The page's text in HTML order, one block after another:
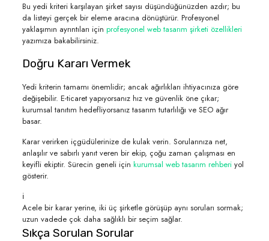
Bu yedi kriteri karşılayan şirket sayısı düşündüğünüzden azdır; bu
da listeyi gerçek bir eleme aracına dönüştürür. Profesyonel
yaklaşımın ayrıntıları için profesyonel web tasarım şirketi özellikleri
yazımıza bakabilirsiniz.
Doğru Kararı Vermek
Yedi kriterin tamamı önemlidir; ancak ağırlıkları ihtiyacınıza göre
değişebilir. E-ticaret yapıyorsanız hız ve güvenlik öne çıkar;
kurumsal tanıtım hedefliyorsanız tasarım tutarlılığı ve SEO ağır
basar.
Karar verirken içgüdülerinize de kulak verin. Sorularınıza net,
anlaşılır ve sabırlı yanıt veren bir ekip, çoğu zaman çalışması en
keyifli ekiptir. Sürecin geneli için kurumsal web tasarım rehberiyol
gösterir.
ℹ️
Acele bir karar yerine, iki üç şirketle görüşüp aynı soruları sormak;
uzun vadede çok daha sağlıklı bir seçim sağlar.
Sıkça Sorulan Sorular